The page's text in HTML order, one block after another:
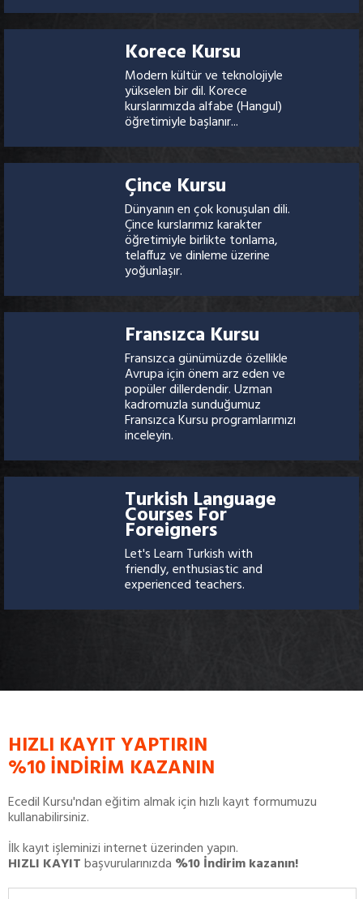
Korece Kursu
Modern kültür ve teknolojiyle
yükselen bir dil. Korece
kurslarımızda alfabe (Hangul)
öğretimiyle başlanır...
Çince Kursu
Dünyanın en çok konuşulan dili.
Çince kurslarımız karakter
öğretimiyle birlikte tonlama,
telaffuz ve dinleme üzerine
yoğunlaşır.
Fransızca Kursu
Fransızca günümüzde özellikle
Avrupa için önem arz eden ve
popüler dillerdendir. Uzman
kadromuzla sunduğumuz
Fransızca Kursu programlarımızı
inceleyin.
Turkish Language
Courses For
Foreigners
Let's Learn Turkish with
friendly, enthusiastic and
experienced teachers.
HIZLI KAYIT YAPTIRIN
%10 İNDİRİM KAZANIN
Ecedil Kursu'ndan eğitim almak için hızlı kayıt formumuzu
kullanabilirsiniz.
İlk kayıt işleminizi internet üzerinden yapın.
HIZLI KAYITbaşvurularınızda %10 İndirim kazanın!